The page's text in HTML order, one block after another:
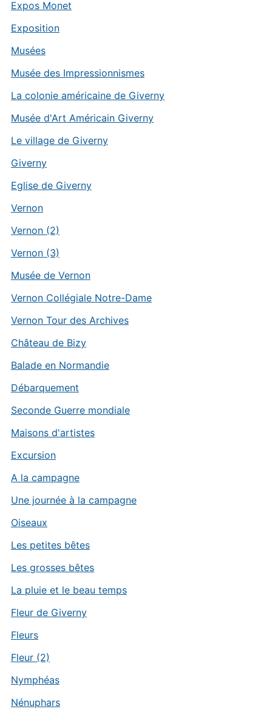
Expos Monet
Exposition
Musées
Musée des Impressionnismes
La colonie américaine de Giverny
Musée d'Art Américain Giverny
Le village de Giverny
Giverny
Eglise de Giverny
Vernon
Vernon (2)
Vernon (3)
Musée de Vernon
Vernon Collégiale Notre-Dame
Vernon Tour des Archives
Château de Bizy
Balade en Normandie
Débarquement
Seconde Guerre mondiale
Maisons d'artistes
Excursion
A la campagne
Une journée à la campagne
Oiseaux
Les petites bêtes
Les grosses bêtes
La pluie et le beau temps
Fleur de Giverny
Fleurs
Fleur (2)
Nymphéas
Nénuphars